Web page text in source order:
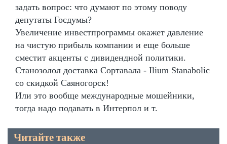
задать вопрос: что думают по этому поводу
депутаты Госдумы?
Увеличение инвестпрограммы окажет давление
на чистую прибыль компании и еще больше
сместит акценты с дивидендной политики.
Станозолол доставка Сортавала - Ilium Stanabolic
со скидкой Саяногорск!
Или это вообще международные мошейники,
тогда надо подавать в Интерпол и т.
Читайте также